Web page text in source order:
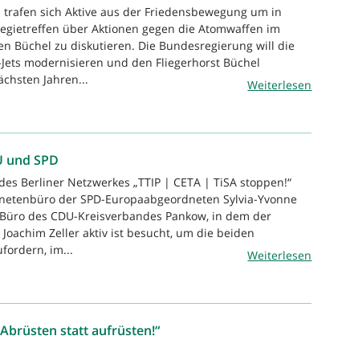
sich Aktive aus der Friedensbewegung um in
über Aktionen gegen die Atomwaffen im
Büchel zu diskutieren. Die Bundesregierung will die
modernisieren und den Fliegerhorst Büchel
Jahren...
Weiterlesen
und SPD
Berliner Netzwerkes „TTIP | CETA | TiSA stoppen!“
der SPD-Europaabgeordneten Sylvia-Yvonne
des CDU-Kreisverbandes Pankow, in dem der
Zeller aktiv ist besucht, um die beiden
im...
Weiterlesen
statt aufrüsten!“